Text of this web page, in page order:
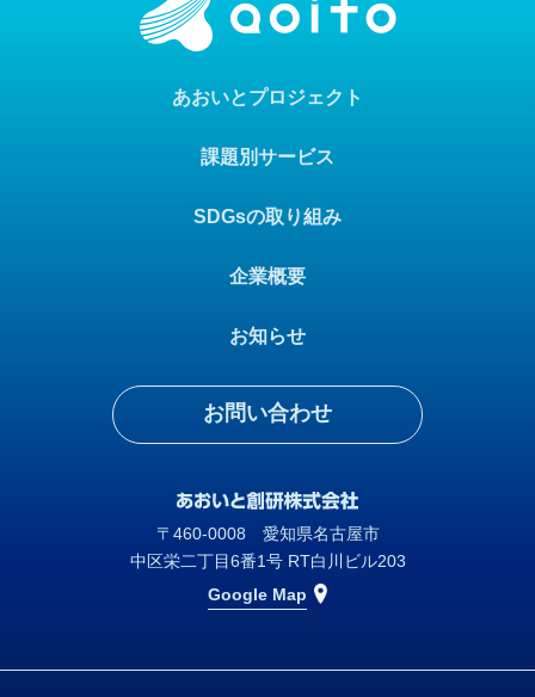
あおいとプロジェクト
SDGsの取り組み
お知らせ
課題別サービス
企業概要
お問い合わせ
〒460-0008 愛知県名古屋市
中区栄二丁目6番1号 RT白川ビル203
Google Map